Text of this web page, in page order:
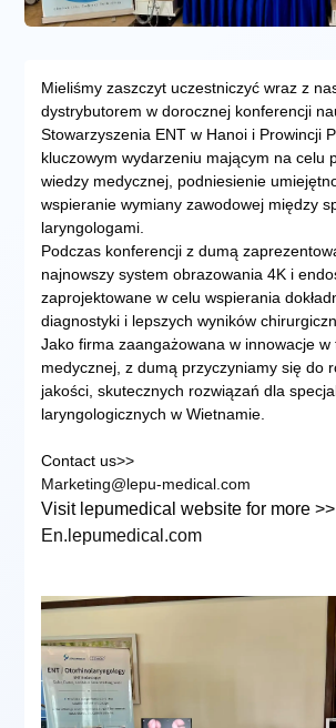
Mieliśmy zaszczyt uczestniczyć wraz z
dystrybutorem w dorocznej konferencji
Stowarzyszenia ENT w Hanoi i Prowincji
kluczowym wydarzeniu mającym na celu
wiedzy medycznej, podniesienie
wspieranie wymiany zawodowej między
laryngologami.
Podczas konferencji z dumą
najnowszy system obrazowania 4K i
zaprojektowane w celu wspierania
diagnostyki i lepszych wyników
Jako firma zaangażowana w innowacje w
medycznej, z dumą przyczyniamy się do
jakości, skutecznych rozwiązań dla
laryngologicznych w Wietnamie.
Contact us>>
Marketing@lepu-medical.com
Visit lepumedical website for more >>
En.lepumedical.com